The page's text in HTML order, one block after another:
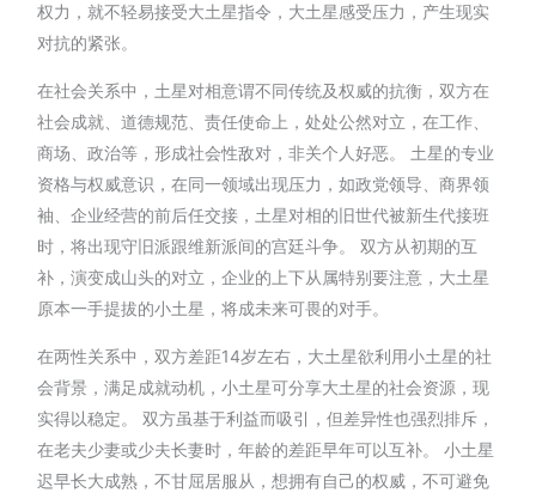
权力，就不轻易接受大土星指令，大土星感受压力，产生现实
对抗的紧张。
在社会关系中，土星对相意谓不同传统及权威的抗衡，双方在
社会成就、道德规范、责任使命上，处处公然对立，在工作、
商场、政治等，形成社会性敌对，非关个人好恶。 土星的专业
资格与权威意识，在同一领域出现压力，如政党领导、商界领
袖、企业经营的前后任交接，土星对相的旧世代被新生代接班
时，将出现守旧派跟维新派间的宫廷斗争。 双方从初期的互
补，演变成山头的对立，企业的上下从属特别要注意，大土星
原本一手提拔的小土星，将成未来可畏的对手。
在两性关系中，双方差距14岁左右，大土星欲利用小土星的社
会背景，满足成就动机，小土星可分享大土星的社会资源，现
实得以稳定。 双方虽基于利益而吸引，但差异性也强烈排斥，
在老夫少妻或少夫长妻时，年龄的差距早年可以互补。 小土星
迟早长大成熟，不甘屈居服从，想拥有自己的权威，不可避免